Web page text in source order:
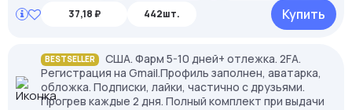
37,18 ₽ 442шт. Купить
BESTSELLER
США. Фарм 5-10 дней+ отлежка. 2FA.
Регистрация на Gmail.Профиль заполнен, аватарка,
обложка. Подписки, лайки, частично с друзьями.
Прогрев каждые 2 дня. Полный комплект при выдачи